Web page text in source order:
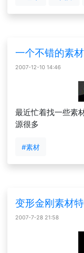
一个不错的素
2007-12-10 14:46
最近忙着找一些素
源很多
#素材
变形金刚素材
2007-7-28 21:58